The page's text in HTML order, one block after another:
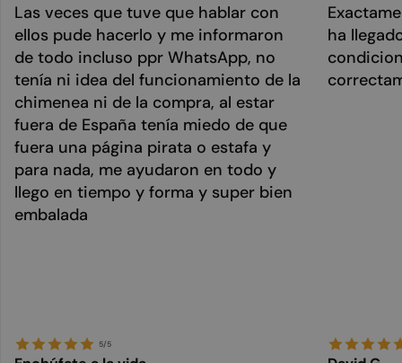
Las veces que tuve que hablar con
ellos pude hacerlo y me informaron
de todo incluso ppr WhatsApp, no
tenía ni idea del funcionamiento de la
chimenea ni de la compra, al estar
fuera de España tenía miedo de que
fuera una página pirata o estafa y
para nada, me ayudaron en todo y
llego en tiempo y forma y super bien
embalada
5/5
ha